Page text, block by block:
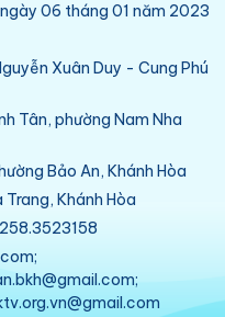
06 tháng 01 năm 2023
Xuân Duy - Cung Phú
Tân, phường Nam Nha
Bảo An, Khánh Hòa
Khánh Hòa